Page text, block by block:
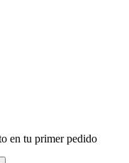
en tu primer pedido